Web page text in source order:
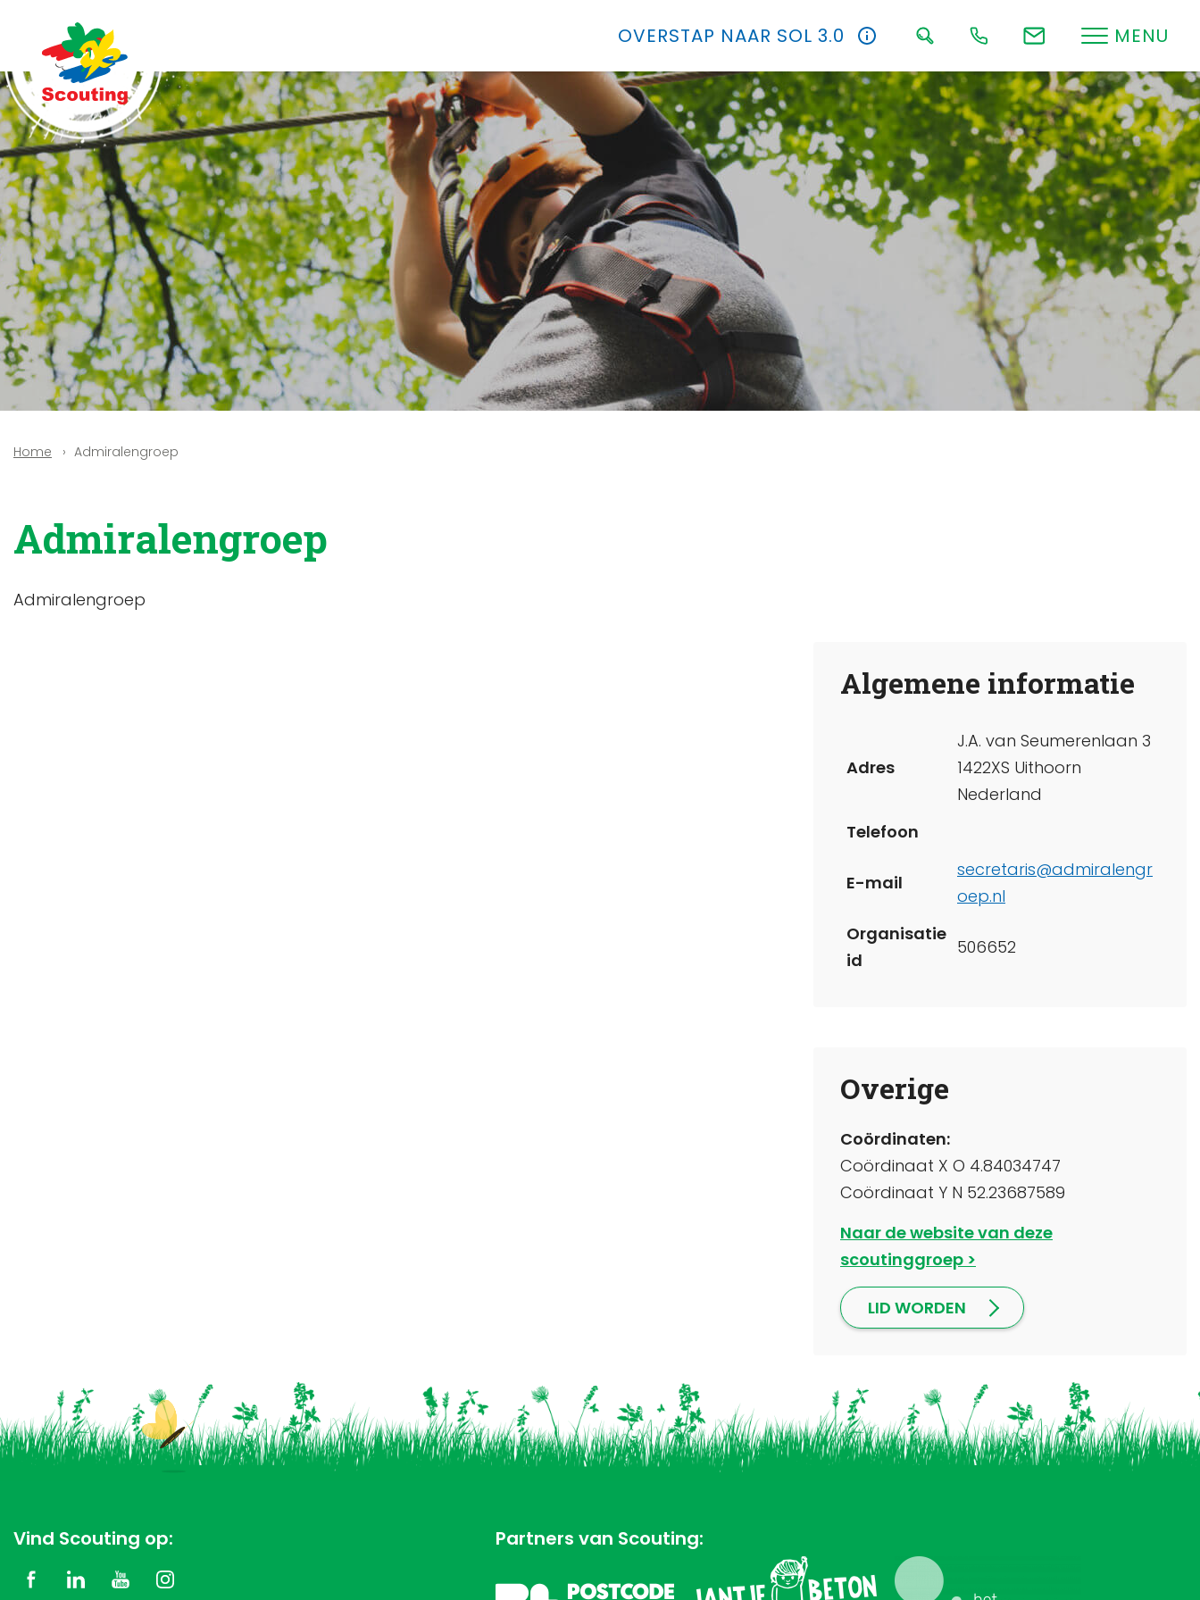
OVERSTAP NAAR SOL 3.0 MENU
Home Admiralengroep
Admiralengroep
Admiralengroep
Algemene informatie
Adres
J.A. van Seumerenlaan 3
1422XS Uithoorn
Nederland
Telefoon
E-mail
secretaris@admiralengr
oep.nl
Organisatie
id
506652
Overige
Coördinaten:
Coördinaat X O 4.84034747
Coördinaat Y N 52.23687589
Naar de website van deze
scoutinggroep
LID WORDEN
Vind Scouting op: Partners van Scouting: